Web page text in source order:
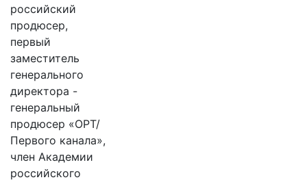
российский
продюсер,
первый
заместитель
генерального
директора -
генеральный
продюсер «ОРТ/
Первого канала»,
член Академии
российского